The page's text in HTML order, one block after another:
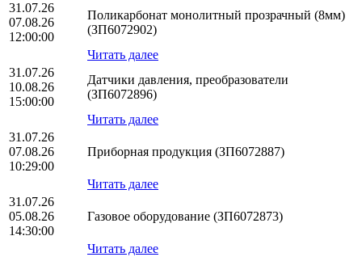
31.07.26
07.08.26
12:00:00
Поликарбонат монолитный прозрачный (8мм)
(ЗП6072902)
Читать далее
31.07.26
10.08.26
15:00:00
Датчики давления, преобразователи
(ЗП6072896)
Читать далее
31.07.26
07.08.26
10:29:00
Приборная продукция (ЗП6072887)
Читать далее
31.07.26
05.08.26
14:30:00
Газовое оборудование (ЗП6072873)
Читать далее